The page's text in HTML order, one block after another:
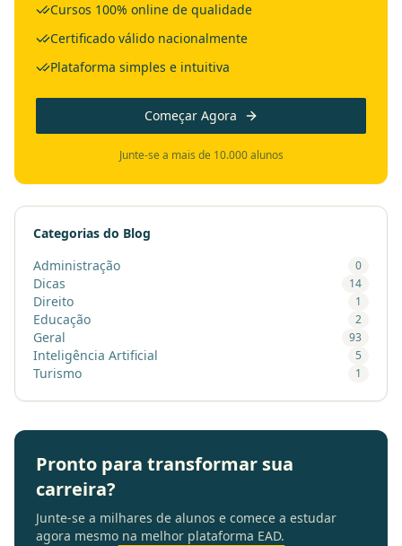
Cursos 100% online de qualidade
Certificado válido nacionalmente
Plataforma simples e intuitiva
Começar Agora
Junte-se a mais de 10.000 alunos
Categorias do Blog
Administração
0
Dicas 14
Direito 1
Educação 2
Geral 93
Inteligência Artificial 5
Turismo 1
Pronto para transformar sua
carreira?
Junte-se a milhares de alunos e comece a estudar
agora mesmo na melhor plataforma EAD.